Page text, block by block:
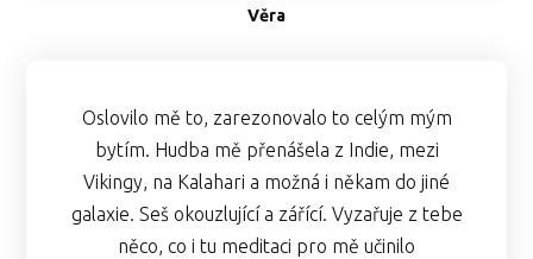
Věra
Oslovilo mě to, zarezonovalo to celým mým
bytím. Hudba mě přenášela z Indie, mezi
Vikingy, na Kalahari a možná i někam do jiné
galaxie. Seš okouzlující a zářící. Vyzařuje z tebe
něco, co i tu meditaci pro mě učinilo